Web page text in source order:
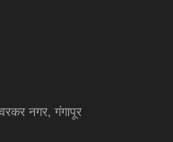
नगर, गंगापूर